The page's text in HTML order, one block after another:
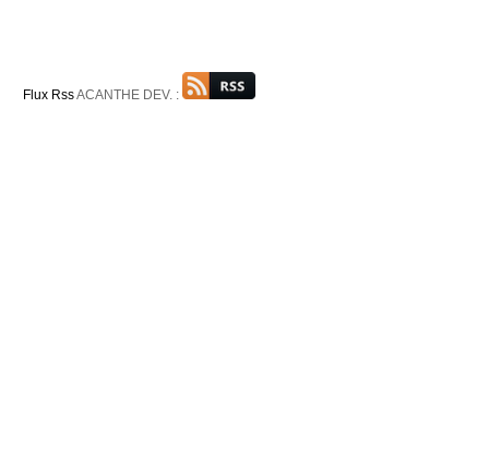
Flux RssACANTHE DEV. :